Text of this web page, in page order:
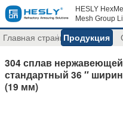
HESLY
Mesh Group
Главная страницаПродукция
304 сплав
стандартный 36 ′′
(19 мм)